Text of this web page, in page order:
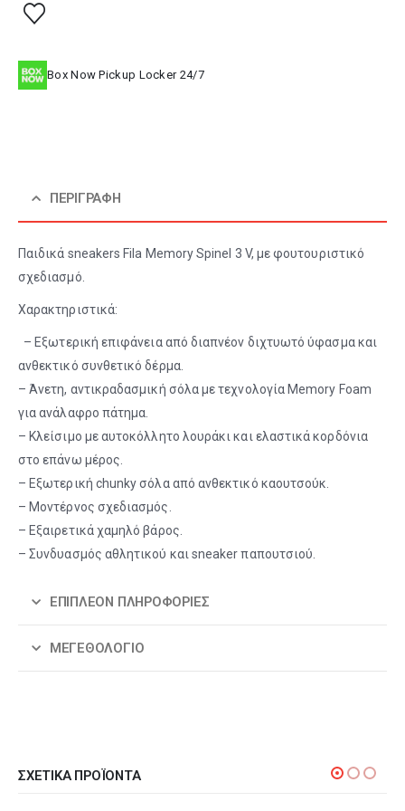
Box Now Pickup Locker 24/7
ΠΕΡΙΓΡΑΦΉ
Παιδικά sneakers Fila Memory Spinel 3 V, με φουτουριστικό
σχεδιασμό.
Χαρακτηριστικά:
– Εξωτερική επιφάνεια από διαπνέον διχτυωτό ύφασμα και
ανθεκτικό συνθετικό δέρμα.
– Άνετη, αντικραδασμική σόλα με τεχνολογία Memory Foam
για ανάλαφρο πάτημα.
– Κλείσιμο με αυτοκόλλητο λουράκι και ελαστικά κορδόνια
στο επάνω μέρος.
– Εξωτερική chunky σόλα από ανθεκτικό καουτσούκ.
– Μοντέρνος σχεδιασμός.
– Εξαιρετικά χαμηλό βάρος.
– Συνδυασμός αθλητικού και sneaker παπουτσιού.
ΕΠΙΠΛΈΟΝ ΠΛΗΡΟΦΟΡΊΕΣ
ΜΕΓΕΘΟΛΌΓΙΟ
ΣΧΕΤΙΚΆ ΠΡΟΪΌΝΤΑ